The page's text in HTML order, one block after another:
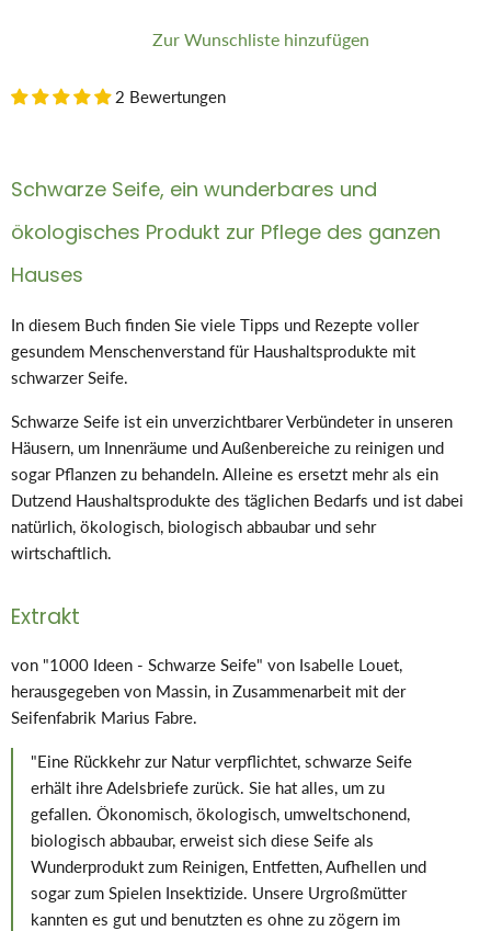
Zur Wunschliste hinzufügen
2 Bewertungen
Schwarze Seife, ein wunderbares und
ökologisches Produkt zur Pflege des ganzen
Hauses
In diesem Buch finden Sie viele Tipps und Rezepte voller
gesundem Menschenverstand für Haushaltsprodukte mit
schwarzer Seife.
Schwarze Seife ist ein unverzichtbarer Verbündeter in unseren
Häusern, um Innenräume und Außenbereiche zu reinigen und
sogar Pflanzen zu behandeln. Alleine es ersetzt mehr als ein
Dutzend Haushaltsprodukte des täglichen Bedarfs und ist dabei
natürlich, ökologisch, biologisch abbaubar und sehr
wirtschaftlich.
Extrakt
von "1000 Ideen - Schwarze Seife" von Isabelle Louet,
herausgegeben von Massin, in Zusammenarbeit mit der
Seifenfabrik Marius Fabre.
"Eine Rückkehr zur Natur verpflichtet, schwarze Seife
erhält ihre Adelsbriefe zurück. Sie hat alles, um zu
gefallen. Ökonomisch, ökologisch, umweltschonend,
biologisch abbaubar, erweist sich diese Seife als
Wunderprodukt zum Reinigen, Entfetten, Aufhellen und
sogar zum Spielen Insektizide. Unsere Urgroßmütter
kannten es gut und benutzten es ohne zu zögern im